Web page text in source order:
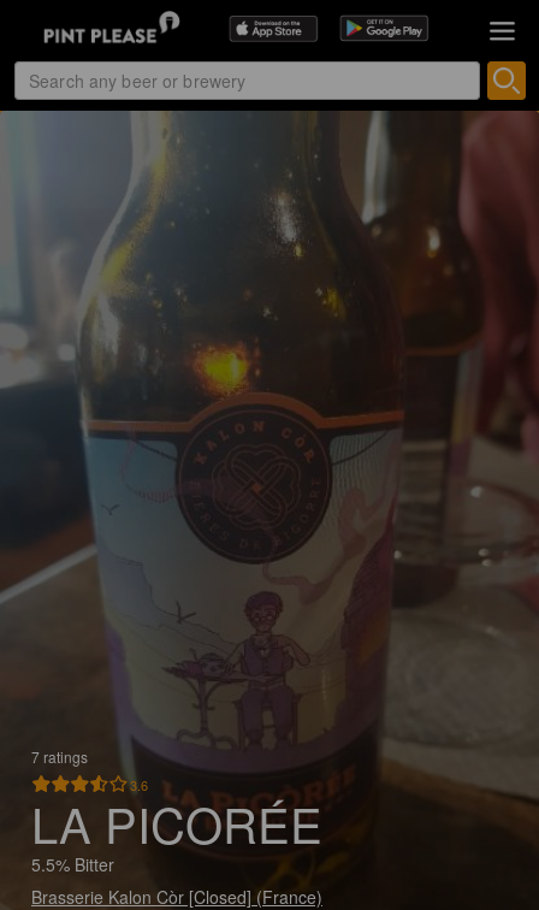
7 ratings
3.6
LA PICORÉE
5.5% Bitter
Brasserie Kalon Còr [Closed] (France)